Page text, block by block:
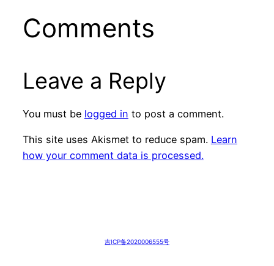
Comments
Leave a Reply
You must be logged in to post a comment.
This site uses Akismet to reduce spam. Learn
how your comment data is processed.
吉ICP备2020006555号